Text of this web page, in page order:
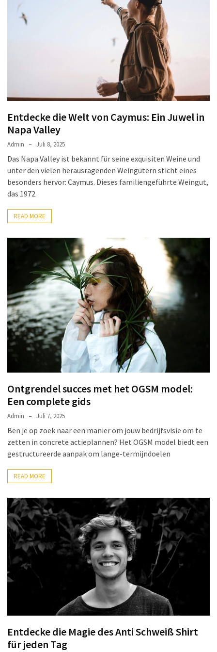
Entdecke die Welt von Caymus: Ein Juwel in
Napa Valley
Admin Juli 8, 2025
Das Napa Valley ist bekannt für seine exquisiten Weine und
unter den vielen herausragenden Weingütern sticht eines
besonders hervor: Caymus. Dieses familiengeführte Weingut,
das 1972
READ MORE
Ontgrendel succes met het OGSM model:
Een complete gids
Admin Juli 7, 2025
Ben je op zoek naar een manier om jouw bedrijfsvisie om te
zetten in concrete actieplannen? Het OGSM model biedt een
gestructureerde aanpak om lange-termijndoelen
READ MORE
Entdecke die Magie des Anti Schweiß Shirt
für jeden Tag